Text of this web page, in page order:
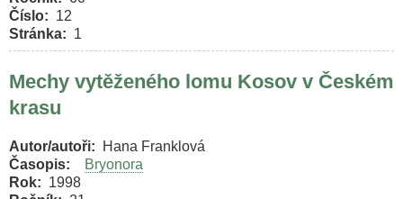
Číslo
12
Stránka
1
Mechy vytěženého lomu Kosov v Českém
krasu
Autor/autoři
Hana Franklová
Časopis
Bryonora
Rok
1998